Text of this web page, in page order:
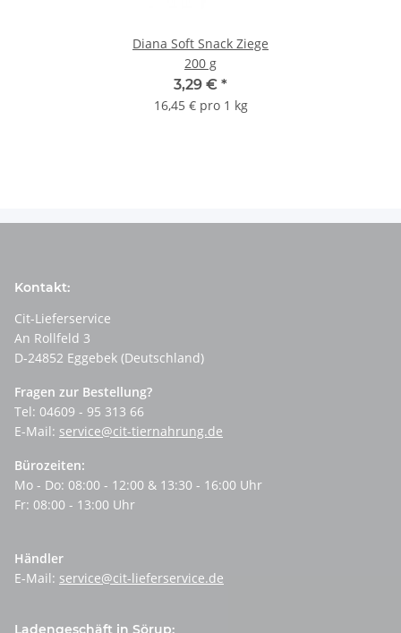
Diana Soft Snack Ziege
200 g
3,29 € *
16,45 € pro 1 kg
Kontakt:
Cit-Lieferservice
An Rollfeld 3
D-24852 Eggebek (Deutschland)
Fragen zur Bestellung?
Tel: 04609 - 95 313 66
E-Mail: service@cit-tiernahrung.de
Bürozeiten:
Mo - Do: 08:00 - 12:00 & 13:30 - 16:00 Uhr
Fr: 08:00 - 13:00 Uhr
Händler
E-Mail: service@cit-lieferservice.de
Ladengeschäft in Sörup: